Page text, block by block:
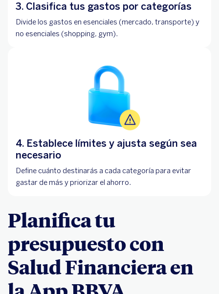
3. Clasifica tus gastos por categorías
Divide los gastos en esenciales (mercado, transporte) y
no esenciales (shopping, gym).
4. Establece límites y ajusta según sea
necesario
Define cuánto destinarás a cada categoría para evitar
gastar de más y priorizar el ahorro.
Planifica tu
presupuesto con
Salud Financiera en